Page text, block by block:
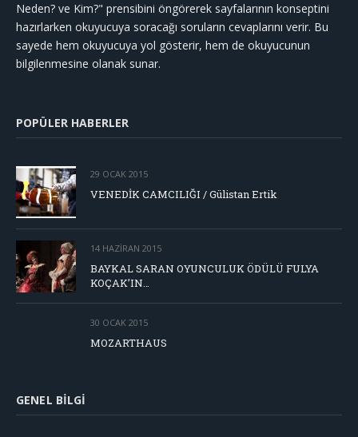
Neden? ve Kim?" prensibini öngörerek sayfalarının konseptini
hazırlarken okuyucuya soracağı soruların cevaplarını verir. Bu
sayede hem okuyucuya yol gösterir, hem de okuyucunun
bilgilenmesine olanak sunar.
POPÜLER HABERLER
29 OCAK 2015
VENEDİK CAMCILIĞI / Gülistan Ertik
14 HAZIRAN 2015
BAYKAL SARAN OYUNCULUK ÖDÜLÜ FULYA
KOÇAK’IN…
30 OCAK 2015
MOZARTHAUS
GENEL BILGI